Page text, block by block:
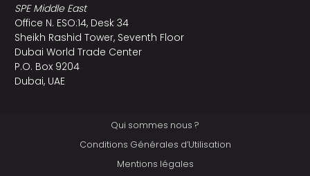
SPE Middle East
Office N. ESO:14, Desk 34
Sheikh Rashid Tower, Seventh Floor
Dubai World Trade Center
P.O. Box 9204
Dubai, UAE
Qui sommes nous ?
Conditions Générales d’Utilisation
Mentions légales